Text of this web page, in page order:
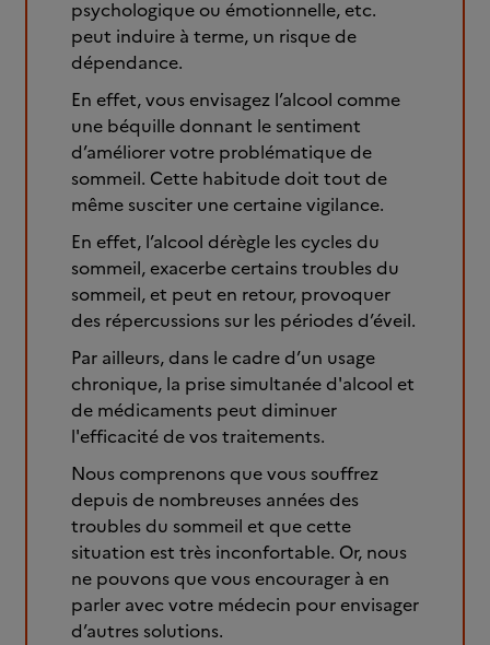
psychologique ou émotionnelle, etc.
peut induire à terme, un risque de
dépendance.
En effet, vous envisagez l’alcool comme
une béquille donnant le sentiment
d’améliorer votre problématique de
sommeil. Cette habitude doit tout de
même susciter une certaine vigilance.
En effet, l’alcool dérègle les cycles du
sommeil, exacerbe certains troubles du
sommeil, et peut en retour, provoquer
des répercussions sur les périodes d’éveil.
Par ailleurs, dans le cadre d’un usage
chronique, la prise simultanée d'alcool et
de médicaments peut diminuer
l'efficacité de vos traitements.
Nous comprenons que vous souffrez
depuis de nombreuses années des
troubles du sommeil et que cette
situation est très inconfortable. Or, nous
ne pouvons que vous encourager à en
parler avec votre médecin pour envisager
d’autres solutions.